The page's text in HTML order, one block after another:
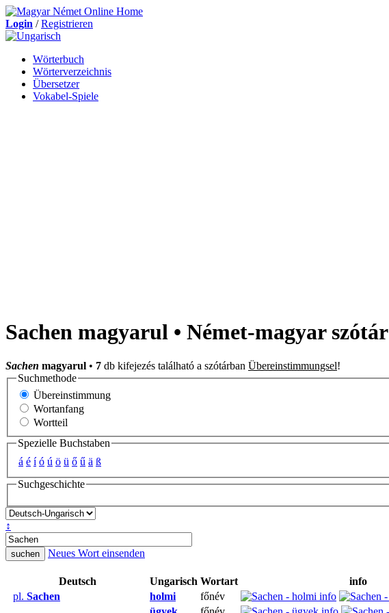
Login /Registrieren
Wörterbuch
Wörterverzeichnis
Übersetzer
Vokabel-Spiele
Sachen magyarul • Német-magyar szótár
Sachen magyarul • 7 db kifejezés található a szótárban Übereinstimmungsel!
Suchmethode
Übereinstimmung
Wortanfang
Wortteil
Spezielle Buchstaben
á é í ó ú ö ü ő ű ä ß
Suchgeschichte
↕
Neues Wort einsenden
Deutsch Ungarisch Wortart
info
pl. Sachen holmi
főnév